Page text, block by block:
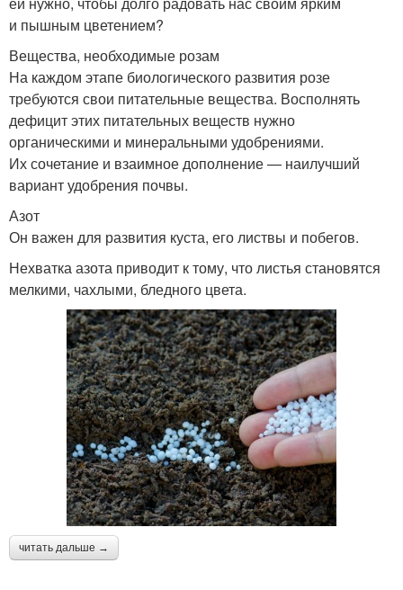
и пышным цветением?
Вещества, необходимые розам
На каждом этапе биологического развития розе
требуются свои питательные вещества. Восполнять
дефицит этих питательных веществ нужно
органическими и минеральными удобрениями.
Их сочетание и взаимное дополнение — наилучший
вариант удобрения почвы.
Азот
Он важен для развития куста, его листвы и побегов.
Нехватка азота приводит к тому, что листья становятся
мелкими, чахлыми, бледного цвета.
читать дальше →